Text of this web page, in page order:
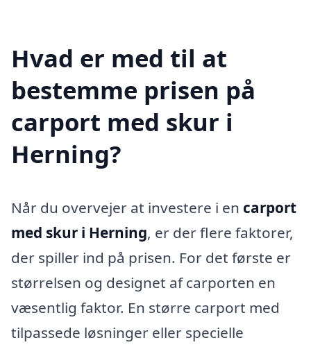
Hvad er med til at
bestemme prisen på
carport med skur i
Herning?
Når du overvejer at investere i en carport
med skur i Herning, er der flere faktorer,
der spiller ind på prisen. For det første er
størrelsen og designet af carporten en
væsentlig faktor. En større carport med
tilpassede løsninger eller specielle